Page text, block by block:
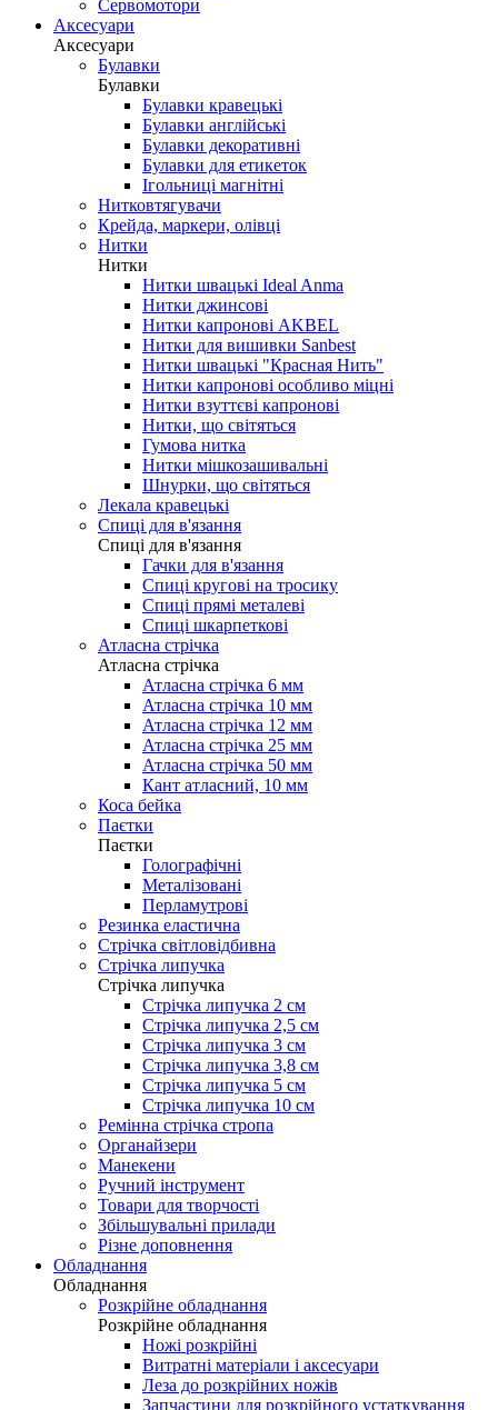
Сервомотори
Аксесуари
Аксесуари
Булавки
Булавки
Булавки кравецькі
Булавки англійські
Булавки декоративні
Булавки для етикеток
Ігольниці магнітні
Нитковтягувачи
Крейда, маркери, олівці
Нитки
Нитки
Нитки швацькі Ideal Anma
Нитки джинсові
Нитки капронові AKBEL
Нитки для вишивки Sanbest
Нитки швацькі "Красная Нить"
Нитки капронові особливо міцні
Нитки взуттєві капронові
Нитки, що світяться
Гумова нитка
Нитки мішкозашивальні
Шнурки, що світяться
Лекала кравецькі
Cпиці для в'язання
Cпиці для в'язання
Гачки для в'язання
Спиці кругові на тросику
Спиці прямі металеві
Спиці шкарпеткові
Атласна стрічка
Атласна стрічка
Атласна стрічка 6 мм
Атласна стрічка 10 мм
Атласна стрічка 12 мм
Атласна стрічка 25 мм
Атласна стрічка 50 мм
Кант атласний, 10 мм
Коса бейка
Паєтки
Паєтки
Голографічні
Металізовані
Перламутрові
Резинка еластична
Стрічка світловідбивна
Стрічка липучка
Стрічка липучка
Стрічка липучка 2 см
Стрічка липучка 2,5 см
Стрічка липучка 3 см
Стрічка липучка 3,8 см
Стрічка липучка 5 см
Стрічка липучка 10 см
Ремінна стрічка стропа
Органайзери
Манекени
Ручний інструмент
Товари для творчості
Збільшувальні прилади
Різне доповнення
Обладнання
Обладнання
Розкрійне обладнання
Розкрійне обладнання
Ножі розкрійні
Витратні матеріали і аксесуари
Леза до розкрійних ножів
Запчастини для розкрійного устаткування